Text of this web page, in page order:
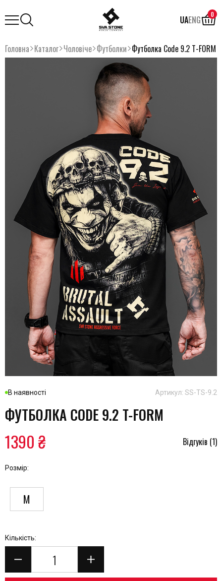
UAENG 0
Головна Каталог Чоловіче Футболки Футболка Code 9.2 T-FORM
В наявності Артикул: SS-TS-9.2
ФУТБОЛКА CODE 9.2 T-FORM
1390 ₴ Відгуків (1)
Розмір:
M
Кількість: